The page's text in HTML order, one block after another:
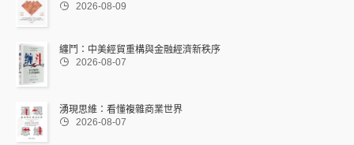
 2026-08-09
纏鬥：中美經貿重構與金融經濟新秩序
 2026-08-07
湧現思維：看懂複雜商業世界
 2026-08-07